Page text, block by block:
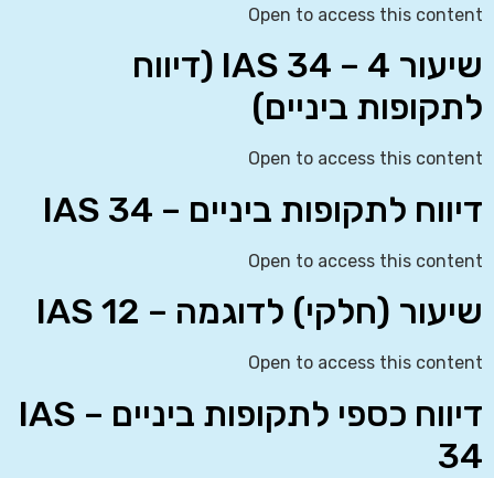
Open to access this content
שיעור 4 – IAS 34 (דיווח
לתקופות ביניים)
Open to access this content
דיווח לתקופות ביניים – IAS 34
Open to access this content
שיעור (חלקי) לדוגמה – IAS 12
Open to access this content
דיווח כספי לתקופות ביניים – IAS
34